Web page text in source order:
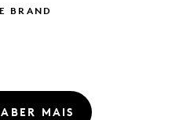
BRAND
MAIS